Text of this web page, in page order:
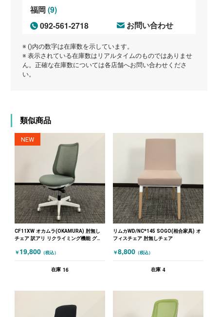
福岡(9)
092-561-2718
お問い合わせ
※ ()内の数字は在庫数を示しています。
※ 表示されている在庫数はリアルタイムのものではありませ
ん。正確な在庫数については各店舗へお問い合わせくださ
い。
類似商品
NEW
CF11XW オカムラ(OKAMURA) 肘無し
チェア 訳アリ リクライミング機能 グリ
￥ 19,800 （税込）
在庫 16
リムカWD/NC*145 SOGO(相合家具) オ
フィスチェア 肘無しチェア
￥8,800 （税込）
在庫 4